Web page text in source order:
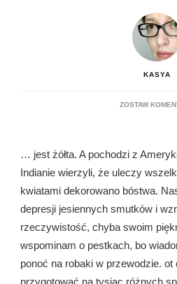
KASYA
ZOSTAW
… jest żółta. A pochodzi z
Indianie wierzyli, że uleczy
kwiatami dekorowano bóstwa.
depresji jesiennych smutków i
rzeczywistość, chyba swoim
wspominam o pestkach, bo
ponoć na robaki w przewodzie. ot